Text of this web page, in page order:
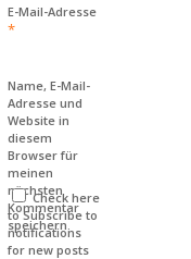
E-Mail-Adresse
*
Name, E-Mail-
Adresse und
Website in
diesem
Browser für
meinen
nächsten
Kommentar
speichern.
Check here
to Subscribe to
notifications
for new posts